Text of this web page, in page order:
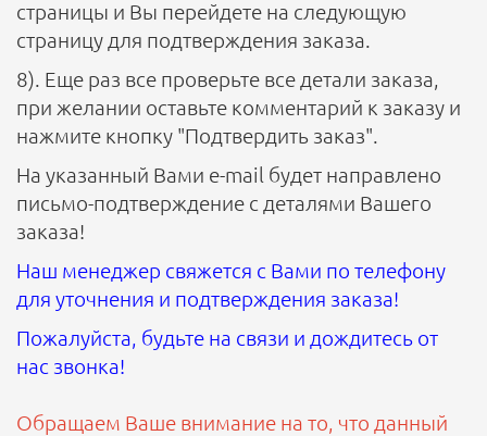
страницы и Вы перейдете на следующую
страницу для подтверждения заказа.
8). Еще раз все проверьте все детали заказа,
при желании оставьте комментарий к заказу и
нажмите кнопку "Подтвердить заказ".
На указанный Вами e-mail будет направлено
письмо-подтверждение с деталями Вашего
заказа!
Наш менеджер свяжется с Вами по телефону
для уточнения и подтверждения заказа!
Пожалуйста, будьте на связи и дождитесь от
нас звонка!
Обращаем Ваше внимание на то, что данный